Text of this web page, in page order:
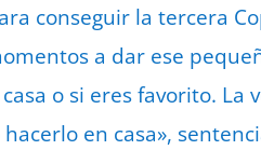
conseguir la tercera
a dar ese
o si eres favorito. La
en casa»,